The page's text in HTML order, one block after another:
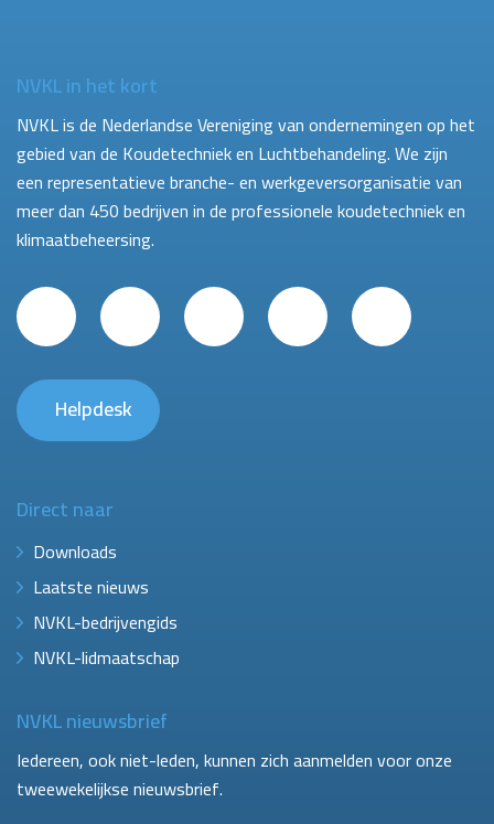
NVKL in het kort
NVKL is de Nederlandse Vereniging van ondernemingen op het
gebied van de Koudetechniek en Luchtbehandeling. We zijn
een representatieve branche- en werkgeversorganisatie van
meer dan 450 bedrijven in de professionele koudetechniek en
klimaatbeheersing.
Helpdesk
Direct naar
Downloads
Laatste nieuws
NVKL-bedrijvengids
NVKL-lidmaatschap
NVKL nieuwsbrief
Iedereen, ook niet-leden, kunnen zich aanmelden voor onze
tweewekelijkse nieuwsbrief.